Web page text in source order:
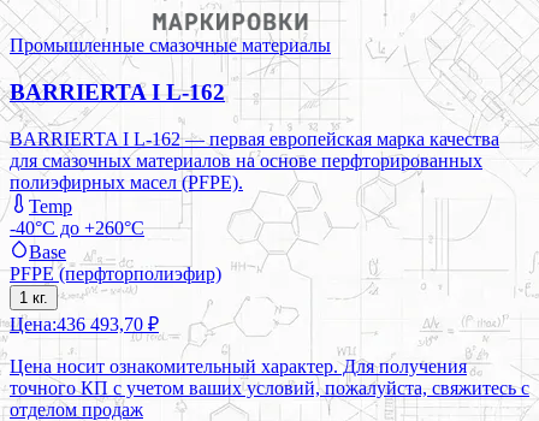
Промышленные смазочные материалы
BARRIERTA I L-162
BARRIERTA I L-162 — первая европейская марка качества
для смазочных материалов на основе перфторированных
полиэфирных масел (PFPE).
Temp
-40°C до +260°C
Base
PFPE (перфторполиэфир)
1 кг.
Цена:436 493,70 ₽
Цена носит ознакомительный характер. Для получения
точного КП с учетом ваших условий, пожалуйста, свяжитесь с
отделом продаж